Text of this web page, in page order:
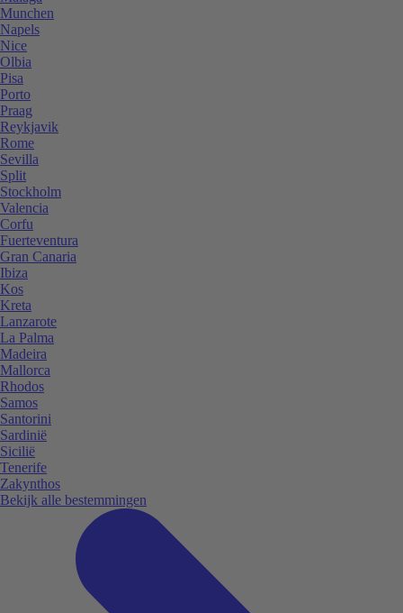
Munchen
Napels
Nice
Olbia
Pisa
Porto
Praag
Reykjavik
Rome
Sevilla
Split
Stockholm
Valencia
Corfu
Fuerteventura
Gran Canaria
Ibiza
Kos
Kreta
Lanzarote
La Palma
Madeira
Mallorca
Rhodos
Samos
Santorini
Sardinië
Sicilië
Tenerife
Zakynthos
Bekijk alle bestemmingen